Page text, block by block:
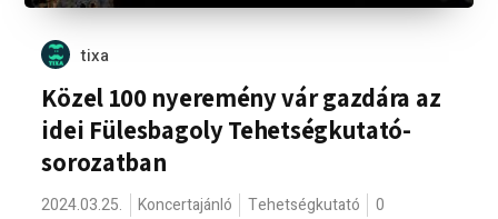
tixa
Közel 100 nyeremény vár gazdára az
idei Fülesbagoly Tehetségkutató-
sorozatban
2024.03.25. Koncertajánló Tehetségkutató
0